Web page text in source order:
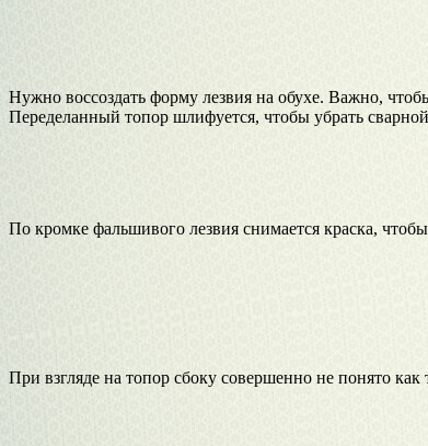
Нужно воссоздать форму лезвия на обухе. Важно,
Переделанный топор шлифуется, чтобы убрать
По кромке фальшивого лезвия снимается краска,
При взгляде на топор сбоку совершенно не понято